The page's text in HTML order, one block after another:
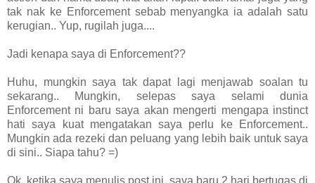
tak nak ke Enforcement sebab menyangka ia adalah satu
kerugian.. Yup, rugilah juga....
Jadi kenapa saya di Enforcement??
Huhu, mungkin saya tak dapat lagi menjawab soalan tu
sekarang.. Mungkin, selepas saya selami dunia
Enforcement ni baru saya akan mengerti mengapa instinct
hati saya kuat mengatakan saya perlu ke Enforcement..
Mungkin ada rezeki dan peluang yang lebih baik untuk saya
di sini.. Siapa tahu? =)
Ok, ketika saya menulis post ini, saya baru 2 hari bertugas di